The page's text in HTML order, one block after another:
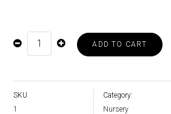
ERVA
QUANTITY
ADD TO CART
SKU
1
Category:
Nursery